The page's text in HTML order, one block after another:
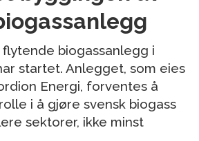
biogassanlegg i
startet. Anlegget, som eies
Energi, forventes å
i å gjøre svensk biogass
sektorer, ikke minst